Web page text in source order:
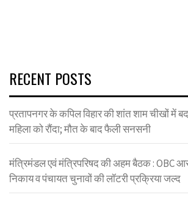
RECENT POSTS
प्रतापनगर के कपिल विहार की शांत शाम चीखों में
महिला को रौंदा; मौत के बाद फैली सनसनी
मंत्रिमंडल एवं मंत्रिपरिषद की अहम बैठक : OBC
निकाय व पंचायत चुनावों की लॉटरी प्रक्रिया जल्द